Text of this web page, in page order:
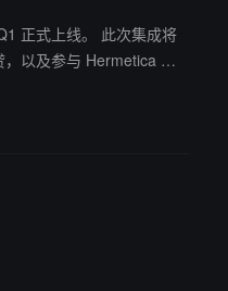
此次集成将
以及参与 Hermetica 的